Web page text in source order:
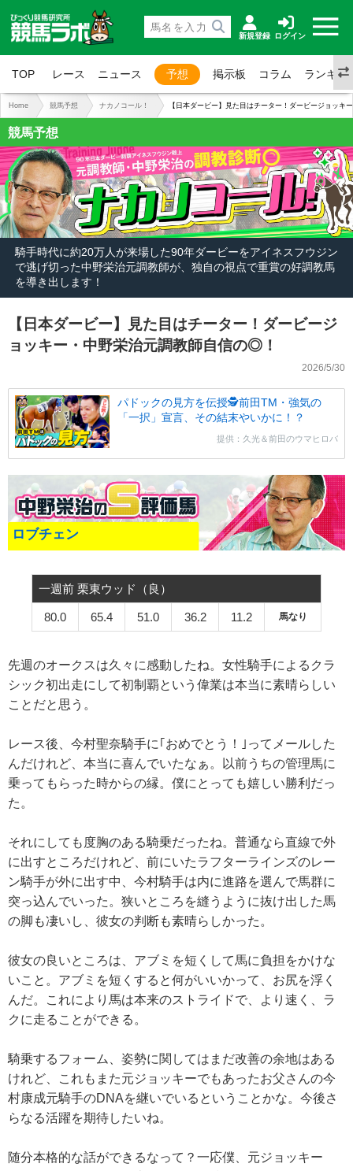
新規登録 ログイン
TOP レース ニュース 予想 掲示板 コラム ランキン
Home 競馬予想 ナカノコール！ 【日本ダービー】見た目はチーター！ダービージョッキ
競馬予想
騎手時代に約20万人が来場した90年ダービーをアイネスフウジン
で逃げ切った中野栄治元調教師が、独自の視点で重賞の好調教馬
を導き出します！
【日本ダービー】見た目はチーター！ダービージ
ョッキー・中野栄治元調教師自信の◎！
2026/5/30
パドックの見方を伝授🕵前田TM・強気の
「一択」宣言、その結末やいかに！？
提供：久光＆前田のウマヒロバ
ロブチェン
一週前 栗東ウッド（良）
80.0 65.4 51.0 36.2 11.2 馬なり
先週のオークスは久々に感動したね。女性騎手によるクラ
シック初出走にして初制覇という偉業は本当に素晴らしい
ことだと思う。
レース後、今村聖奈騎手に｢おめでとう！｣ってメールした
んだけれど、本当に喜んでいたなぁ。以前うちの管理馬に
乗ってもらった時からの縁。僕にとっても嬉しい勝利だっ
た。
それにしても度胸のある騎乗だったね。普通なら直線で外
に出すところだけれど、前にいたラフターラインズのレー
ン騎手が外に出す中、今村騎手は内に進路を選んで馬群に
突っ込んでいった。狭いところを縫うように抜け出した馬
の脚も凄いし、彼女の判断も素晴らしかった。
彼女の良いところは、アブミを短くして馬に負担をかけな
いこと。アブミを短くすると何がいいかって、お尻を浮く
んだ。これにより馬は本来のストライドで、より速く、ラ
クに走ることができる。
騎乗するフォーム、姿勢に関してはまだ改善の余地はある
けれど、これもまた元ジョッキーでもあったお父さんの今
村康成元騎手のDNAを継いでいるということかな。今後さ
らなる活躍を期待したいね。
随分本格的な話ができるなって？一応僕、元ジョッキー